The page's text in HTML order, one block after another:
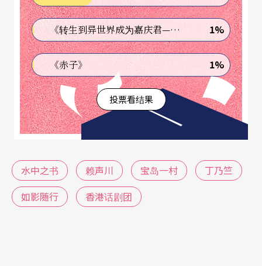
次即兴创作的机会。但这次集体即兴创作，他却刻
意保持著开放心态，单从几个概念出发：一个人发
现了自己的「回音」，一个人的梦境是另一个人的
遭遇，一个相信自己是巴赫转世却五音不全的人。
于是，整体演员就以上主题、以香港为背景进行即
兴创作，赖声川则不时提出框架和方向，「这些年
我也愈来愈变成是我也在即兴。」于是，在排练室
内，赖声川会提出很多即兴的意见，或突然叫停，
或请演员走到不同位置，或提示演员下一步该做的
等等，「然后呢？」演员又再继续发展剧情、人物
《转生到异世界成为嘉庆君—发现我的祖先是诈骗集团!?》 1%
《赤子》 1%
投票看结果
水中之书 赖声川 宝岛一村
丁乃竺
如影随行
香港话剧团